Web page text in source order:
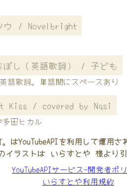
ウ / Novelbright
ぼし（英語歌詞） / 子ども
歌詞。単語間にスペースあり
Kiss / covered by Nqsi
田ヒカル
。はYouTubeAPIを利用して運用さ
イラストは いらすとや 様より
YouTubeAPIサービス-開発者ポ
いらすとや利用規約